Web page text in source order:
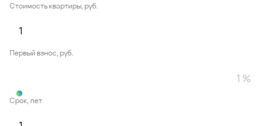
Стоимость квартиры, руб.
Первый взнос, руб.
Срок, лет